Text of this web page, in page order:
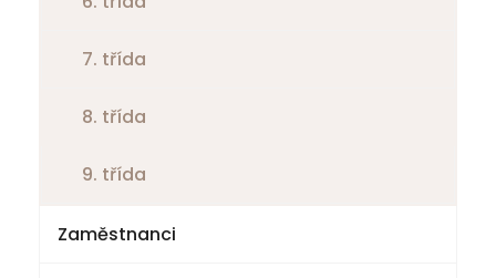
7. třída
8. třída
9. třída
Zaměstnanci